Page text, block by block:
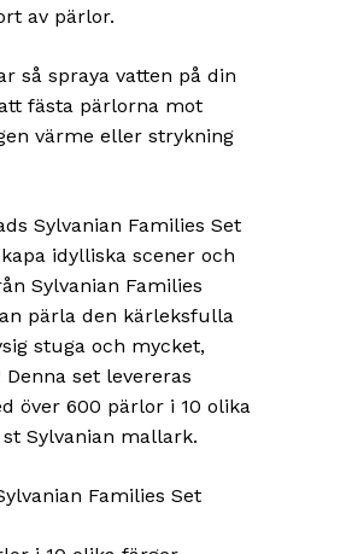
av pärlor.
så spraya vatten på din
fästa pärlorna mot
värme eller strykning
Sylvanian Families Set
idylliska scener och
Sylvanian Families
pärla den kärleksfulla
stuga och mycket,
set levereras
över 600 pärlor i 10 olika
Sylvanian mallark.
Families Set